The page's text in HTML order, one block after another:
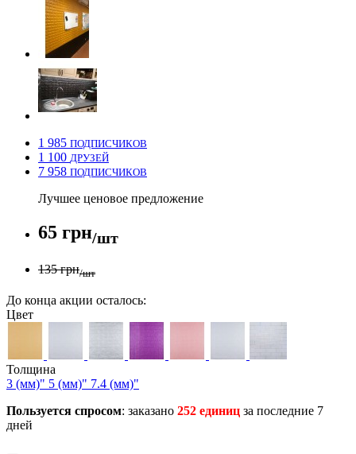
1 985 ПОДПИСЧИКОВ
1 100 ДРУЗЕЙ
7 958 ПОДПИСЧИКОВ
Лучшее ценовое предложение
65 грн/шт
135 грн/шт
До конца акции осталось:
Цвет
Толщина
3 (мм)" 5 (мм)" 7.4 (мм)"
Пользуется спросом: заказано 252 единиц за последние 7
дней